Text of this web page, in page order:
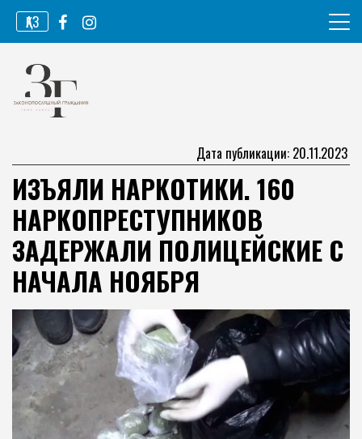
Перейти
содержимому
ҚАЗ
Законопослушный гражданин
Дата публикации: 20.11.2023
ИЗЪЯЛИ НАРКОТИКИ. 160
НАРКОПРЕСТУПНИКОВ
ЗАДЕРЖАЛИ ПОЛИЦЕЙСКИЕ С
НАЧАЛА НОЯБРЯ